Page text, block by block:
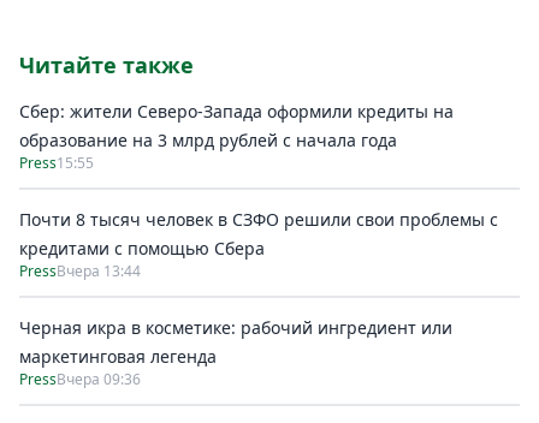
Читайте также
Сбер: жители Северо-Запада оформили кредиты на
образование на 3 млрд рублей с начала года
Press15:55
Почти 8 тысяч человек в СЗФО решили свои проблемы с
кредитами с помощью Сбера
PressВчера 13:44
Черная икра в косметике: рабочий ингредиент или
маркетинговая легенда
PressВчера 09:36